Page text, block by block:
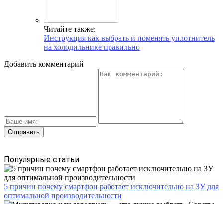
Читайте также:
Инструкция как выбрать и поменять уплотнитель
на холодильнике правильно
Добавить комментарий
Популярные статьи
5 причин почему смартфон работает исключительно на ЗУ для
оптимальной производительности